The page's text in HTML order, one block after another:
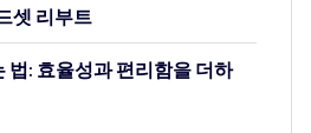
셋 리부트
법: 효율성과 편리함을 더하